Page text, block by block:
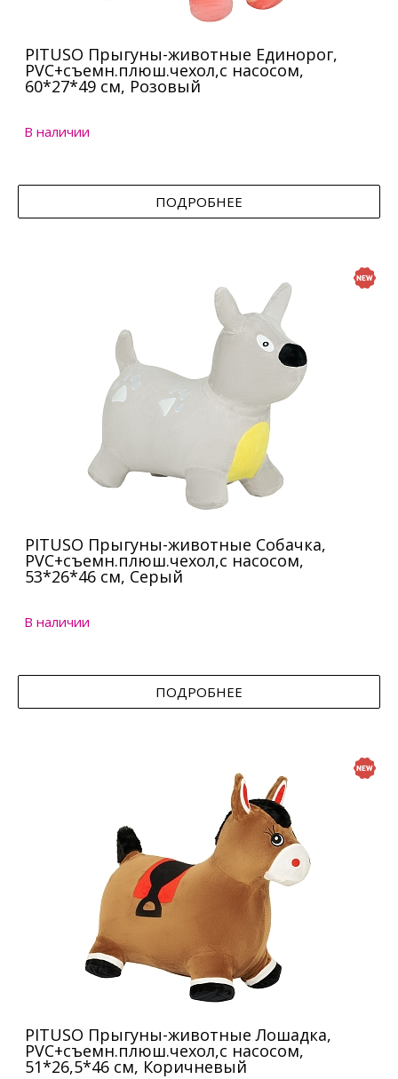
PITUSO Прыгуны-животные Единорог,
PVC+съемн.плюш.чехол,с насосом,
60*27*49 см, Розовый
В наличии
ПОДРОБНЕЕ
PITUSO Прыгуны-животные Собачка,
PVC+съемн.плюш.чехол,с насосом,
53*26*46 см, Серый
В наличии
ПОДРОБНЕЕ
PITUSO Прыгуны-животные Лошадка,
PVC+съемн.плюш.чехол,с насосом,
51*26,5*46 см, Коричневый